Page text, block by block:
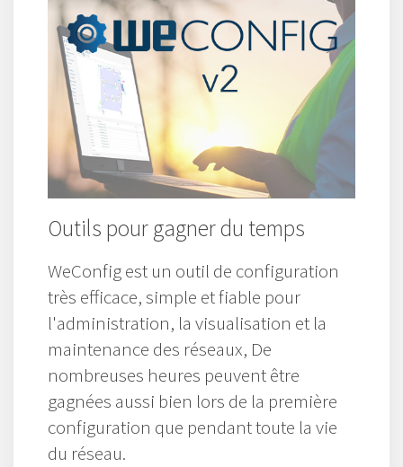
Outils pour gagner du temps
WeConfig est un outil de configuration
très efficace, simple et fiable pour
l'administration, la visualisation et la
maintenance des réseaux, De
nombreuses heures peuvent être
gagnées aussi bien lors de la première
configuration que pendant toute la vie
du réseau.